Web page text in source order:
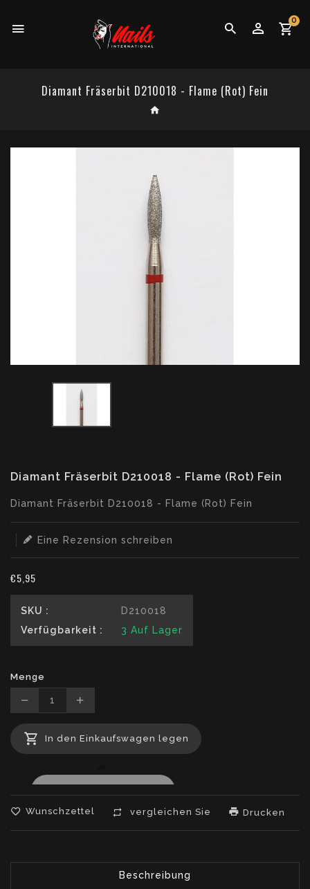
0
Diamant Fräserbit D210018 - Flame (Rot) Fein
Diamant Fräserbit D210018 - Flame (Rot) Fein
Translation
Diamant Fräserbit D210018 - Flame (Rot) Fein
Eine Rezension schreiben
€5,95
SKU :
D210018
Verfügbarkeit :
3 Auf Lager
Menge
Translation
missing:
de.products.product.decrease
Translation
missing:
de.products.product.increase
In den Einkaufswagen legen
Wunschzettel vergleichen Sie Drucken
Beschreibung